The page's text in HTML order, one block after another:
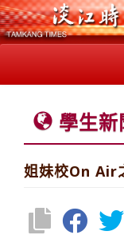
學生新
姐妹校On Air